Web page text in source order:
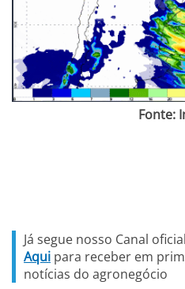
Fonte:
Já segue nosso Canal
Aqui para receber em
notícias do agronegócio